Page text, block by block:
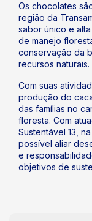
Os chocolates
região da
sabor único e
de manejo
conservação da
recursos naturais.
Com suas
produção do
das famílias no
floresta. Com
Sustentável 13,
possível aliar
e
objetivos de